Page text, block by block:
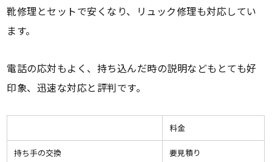
靴修理とセットで安くなり、リュック修理も対応してい
ます。
電話の応対もよく、持ち込んだ時の説明などもとても好
印象、迅速な対応と評判です。
料金
持ち手の交換 要見積り